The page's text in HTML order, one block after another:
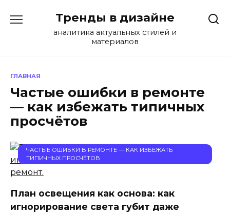
содержанию
Тренды в дизайне
аналитика актуальных стилей и
материалов
ГЛАВНАЯ
Частые ошибки в ремонте
— как избежать типичных
просчётов
ЧАСТЫЕ ОШИБКИ В РЕМОНТЕ — КАК ИЗБЕЖАТЬ
ТИПИЧНЫХ ПРОСЧЁТОВ
План освещения как основа: как
игнорирование света губит даже